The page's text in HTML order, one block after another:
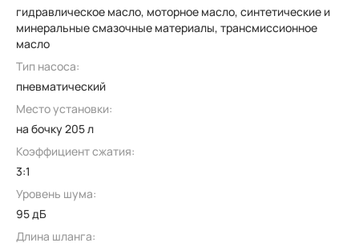
гидравлическое масло, моторное масло, синтетические и
минеральные смазочные материалы, трансмиссионное
масло
Тип насоса:
пневматический
Место установки:
на бочку 205 л
Коэффициент сжатия:
3:1
Уровень шума:
95 дБ
Длина шланга: